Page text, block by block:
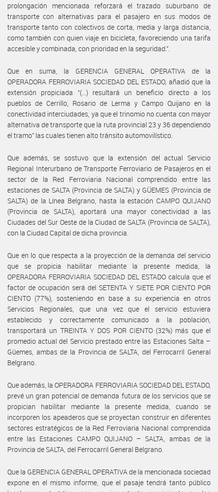
prolongación mencionada reforzará el trazado suburbano de
transporte con alternativas para el pasajero en sus modos de
transporte tanto con colectivos de corta, media y larga distancia,
como también con quien viaje en bicicleta, favoreciendo una tarifa
accesible y combinada, con prioridad en la seguridad.”.
Que en suma, la GERENCIA GENERAL OPERATIVA de la
OPERADORA FERROVIARIA SOCIEDAD DEL ESTADO, añadió que la
extensión propiciada “(…) resultará un beneficio directo a los
pueblos de Cerrillo, Rosario de Lerma y Campo Quijano en la
conectividad interciudades, ya que el trinomio no cuenta con mayor
alternativa de transporte que la ruta provincial 23 y 36 dependiendo
el tramo” las cuales tienen alto tránsito automovilístico.
Que además, se sostuvo que la extensión del actual Servicio
Regional Interurbano de Transporte Ferroviario de Pasajeros en el
sector de la Red Ferroviaria Nacional comprendido entre las
estaciones de SALTA (Provincia de SALTA) y GÜEMES (Provincia de
SALTA) de la Línea Belgrano, hasta la estación CAMPO QUIJANO
(Provincia de SALTA), aportará una mayor conectividad a las
Ciudades del Sur Oeste de la Ciudad de SALTA (Provincia de SALTA),
con la Ciudad Capital de dicha provincia.
Que en lo que respecta a la proyección de la demanda del servicio
que se propicia habilitar mediante la presente medida, la
OPERADORA FERROVIARIA SOCIEDAD DEL ESTADO calcula que el
factor de ocupación será del SETENTA Y SIETE POR CIENTO POR
CIENTO (77%), sosteniendo en base a su experiencia en otros
Servicios Regionales, que una vez que el servicio estuviera
establecido y correctamente comunicado a la población,
transportará un TREINTA Y DOS POR CIENTO (32%) más que el
promedio actual del Servicio prestado entre las Estaciones Salta –
Güemes, ambas de la Provincia de SALTA, del Ferrocarril General
Belgrano.
Que además, la OPERADORA FERROVIARIA SOCIEDAD DEL ESTADO,
prevé un gran potencial de demanda futura de los servicios que se
propician habilitar mediante la presente medida, cuando se
incorporen los apeaderos que se proyectan construir en diferentes
sectores estratégicos de la Red Ferroviaria Nacional comprendida
entre las Estaciones CAMPO QUIJANO – SALTA, ambas de la
Provincia de SALTA, del Ferrocarril General Belgrano.
Que la GERENCIA GENERAL OPERATIVA de la mencionada sociedad
expone en el mismo informe, que el pasaje tendrá tanto público